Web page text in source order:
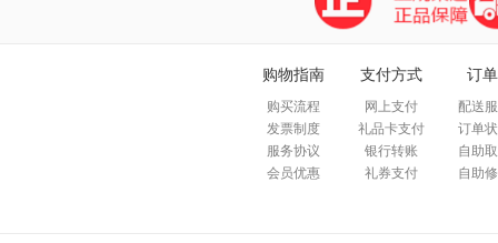
购物指南
购买流程
发票制度
服务协议
会员优惠
支付方式
网上支付
礼品卡支付
银行转账
礼券支付
订
配送
订单
自助
自助